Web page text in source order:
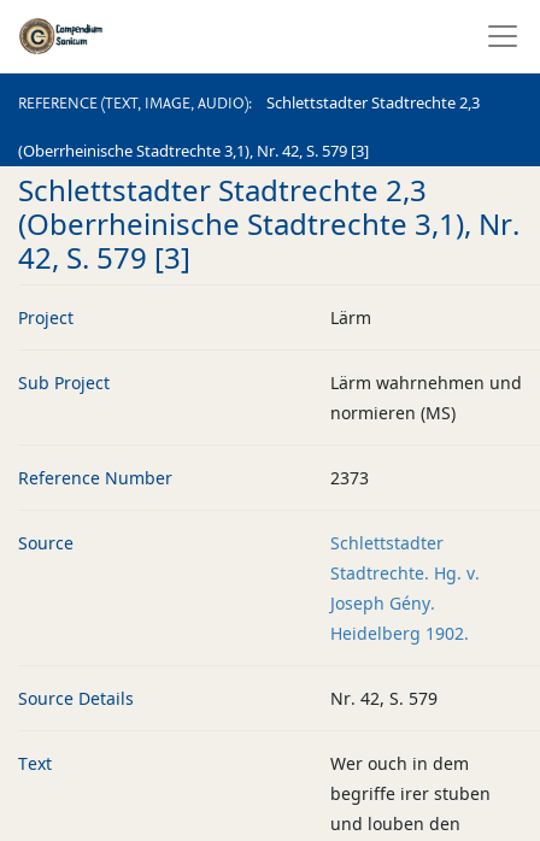
REFERENCE (TEXT, IMAGE, AUDIO) Schlettstadter Stadtrechte 2,3
(Oberrheinische Stadtrechte 3,1), Nr. 42, S. 579 [3]
REFERENCE (TEXT, IMAGE, AUDIO)
Schlettstadter Stadtrechte 2,3
(Oberrheinische Stadtrechte 3,1), Nr.
42, S. 579 [3]
Project Lärm
Sub Project
Lärm wahrnehmen und
normieren (MS)
Reference Number 2373
Source
Schlettstadter
Stadtrechte. Hg. v.
Joseph Gény.
Heidelberg 1902.
Source Details Nr. 42, S. 579
Text
Wer ouch in dem
begriffe irer stuben
und louben den